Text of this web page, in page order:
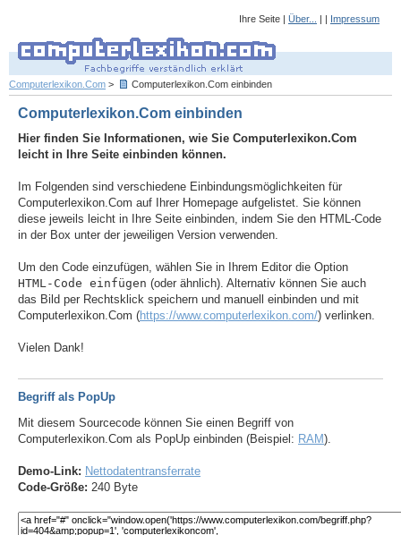
Ihre Seite | Über... | | Impressum
Computerlexikon.Com > Computerlexikon.Com einbinden
Computerlexikon.Com einbinden
Hier finden Sie Informationen, wie Sie Computerlexikon.Com
leicht in Ihre Seite einbinden können.
Im Folgenden sind verschiedene Einbindungsmöglichkeiten für
Computerlexikon.Com auf Ihrer Homepage aufgelistet. Sie können
diese jeweils leicht in Ihre Seite einbinden, indem Sie den HTML-Code
in der Box unter der jeweiligen Version verwenden.
Um den Code einzufügen, wählen Sie in Ihrem Editor die Option
HTML-Code einfügen (oder ähnlich). Alternativ können Sie auch
das Bild per Rechtsklick speichern und manuell einbinden und mit
Computerlexikon.Com (https://www.computerlexikon.com/) verlinken.
Vielen Dank!
Begriff als PopUp
Mit diesem Sourcecode können Sie einen Begriff von
Computerlexikon.Com als PopUp einbinden (Beispiel: RAM).
Demo-Link: Nettodatentransferrate
Code-Größe: 240 Byte